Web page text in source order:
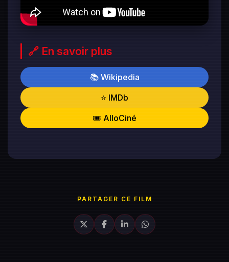
🔗 En savoir plus
📚 Wikipedia
⭐ IMDb
🎟️ AlloCiné
PARTAGER CE FILM